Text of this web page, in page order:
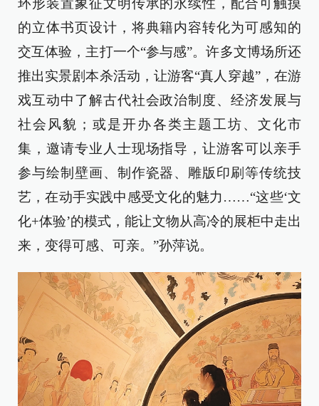
环形装置象征文明传承的永续性，配合可触摸
的立体书页设计，将典籍内容转化为可感知的
交互体验，主打一个“参与感”。许多文博场所还
推出实景剧本杀活动，让游客“真人穿越”，在游
戏互动中了解古代社会政治制度、经济发展与
社会风貌；或是开办各类主题工坊、文化市
集，邀请专业人士现场指导，让游客可以亲手
参与绘制壁画、制作瓷器、雕版印刷等传统技
艺，在动手实践中感受文化的魅力……“这些‘文
化+体验’的模式，能让文物从高冷的展柜中走出
来，变得可感、可亲。”孙萍说。